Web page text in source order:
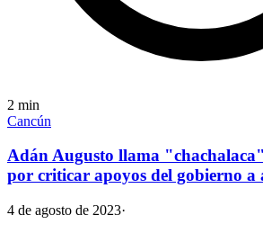
2 min
Cancún
Adán Augusto llama
por criticar apoyos del gobierno a
4 de agosto de 2023·